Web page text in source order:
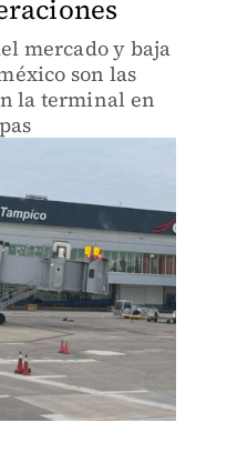
mercado y baja
son las
la terminal en